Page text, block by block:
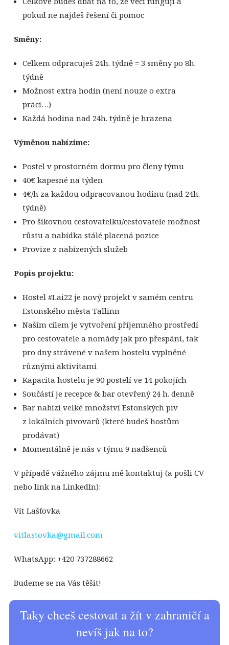
pokud ne najdeš řešení či pomoc
Směny:
Celkem odpracuješ 24h. týdně = 3 směny po 8h.
týdně
Možnost extra hodin (není nouze o extra
práci…)
Každá hodina nad 24h. týdně je hrazena
Výměnou nabízíme:
Postel v prostorném dormu pro členy týmu
40€ kapesné na týden
4€/h za každou odpracovanou hodinu (nad 24h.
týdně)
Pro šikovnou cestovatelku/cestovatele možnost
růstu a nabídka stálé placená pozice
Provize z nabízených služeb
Popis projektu:
Hostel #Lai22 je nový projekt v samém centru
Estonského města Tallinn
Naším cílem je vytvoření příjemného prostředí
pro cestovatele a nomády jak pro přespání, tak
pro dny strávené v našem hostelu vyplněné
různými aktivitami
Kapacita hostelu je 90 postelí ve 14 pokojích
Součástí je recepce & bar otevřený 24 h. denně
Bar nabízí velké množství Estonských piv
z lokálních pivovarů (které budeš hostům
prodávat)
Momentálně je nás v týmu 9 nadšenců
V případě vážného zájmu mě kontaktuj (a pošli CV
nebo link na LinkedIn):
Vít Lašťovka
vitlastovka@gmail.com
WhatsApp: +420 737288662
Budeme se na Vás těšit!
Taky chceš cestovat a žít v zahraničí a
nevíš jak na to?